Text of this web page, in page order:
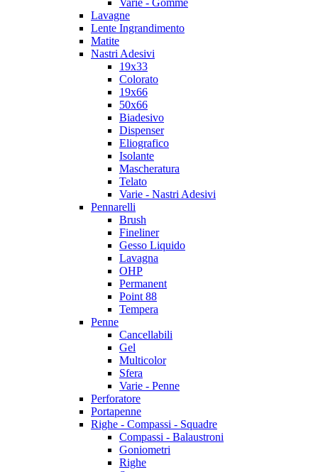
Varie - Gomme
Lavagne
Lente Ingrandimento
Matite
Nastri Adesivi
19x33
Colorato
19x66
50x66
Biadesivo
Dispenser
Eliografico
Isolante
Mascheratura
Telato
Varie - Nastri Adesivi
Pennarelli
Brush
Fineliner
Gesso Liquido
Lavagna
OHP
Permanent
Point 88
Tempera
Penne
Cancellabili
Gel
Multicolor
Sfera
Varie - Penne
Perforatore
Portapenne
Righe - Compassi - Squadre
Compassi - Balaustroni
Goniometri
Righe